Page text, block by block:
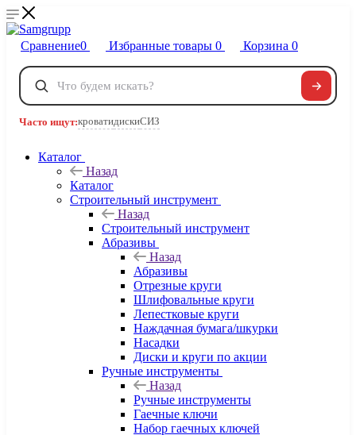
Сравнение0 Избранные товары 0 Корзина 0
Телефоны
8 800 222-40-09
Часто ищут:кроватидискиСИЗ
Каталог
Назад
Каталог
Строительный инструмент
Назад
Строительный инструмент
Абразивы
Назад
Абразивы
Отрезные круги
Шлифовальные круги
Лепестковые круги
Наждачная бумага/шкурки
Насадки
Диски и круги по акции
Ручные инструменты
Назад
Ручные инструменты
Гаечные ключи
Набор гаечных ключей